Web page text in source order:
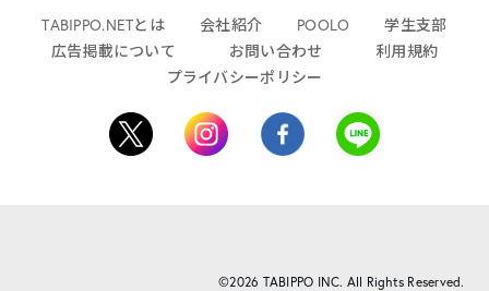
TABIPPO.NETとは 会社紹介 POOLO
学生支部
広告掲載について
お問い合わせ
利用規約
プライバシーポリシー
©2026 TABIPPO INC. All Rights Reserved.